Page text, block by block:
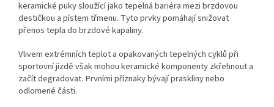
keramické puky sloužící jako tepelná bariéra mezi brzdovou
destičkou a pístem třmenu. Tyto prvky pomáhají snižovat
přenos tepla do brzdové kapaliny.
Vlivem extrémních teplot a opakovaných tepelných cyklů při
sportovní jízdě však mohou keramické komponenty zkřehnout a
začít degradovat. Prvními příznaky bývají praskliny nebo
odlomené části.